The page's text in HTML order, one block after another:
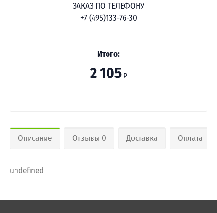
ЗАКАЗ ПО ТЕЛЕФОНУ
+7 (495)133-76-30
Итого:
2 105 ₽
Описание Отзывы 0 Доставка Оплата
undefined